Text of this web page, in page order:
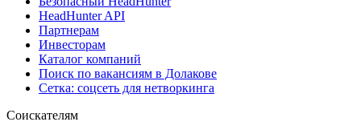
HeadHunter API
Партнерам
Инвесторам
Каталог компаний
Поиск по вакансиям в Долакове
Сетка: соцсеть для нетворкинга
Соискателям